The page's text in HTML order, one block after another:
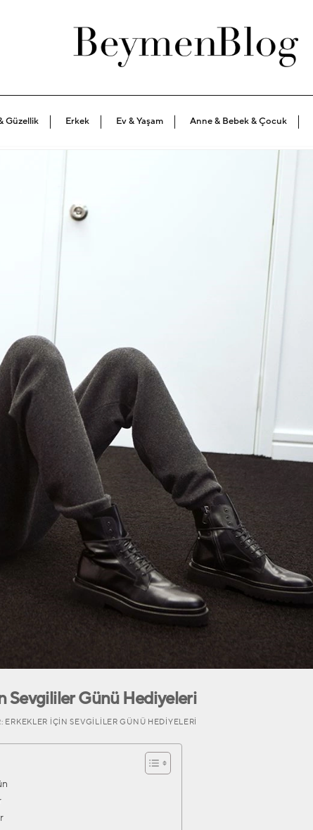
Güzellik Erkek Ev & Yaşam Anne & Bebek & Çocuk
Sevgililer Günü Hediyeleri
ERKEKLER İÇIN SEVGILILER GÜNÜ HEDIYELERI